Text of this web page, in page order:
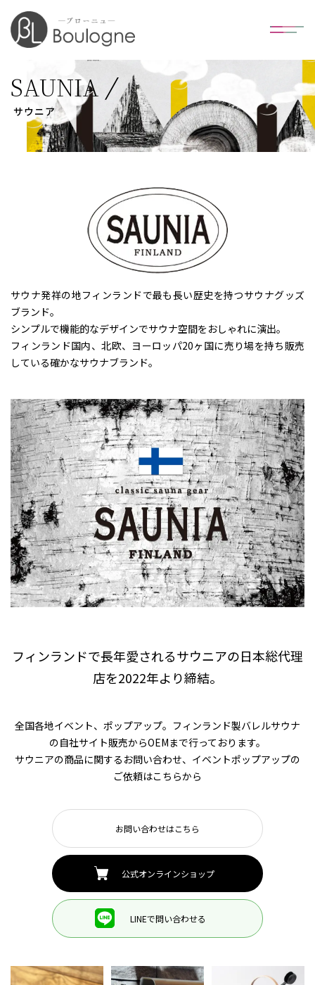
SAUNIA
サウニア
サウナ発祥の地フィンランドで最も長い歴史を持つサウナグッズ
ブランド。
シンプルで機能的なデザインでサウナ空間をおしゃれに演出。
フィンランド国内、北欧、ヨーロッパ20ヶ国に売り場を持ち販売
している確かなサウナブランド。
フィンランドで長年愛されるサウニアの日本総代理
店を2022年より締結。
全国各地イベント、ポップアップ。フィンランド製バレルサウナ
の自社サイト販売からOEMまで行っております。
サウニアの商品に関するお問い合わせ、イベントポップアップの
ご依頼はこちらから
お問い合わせはこちら
公式オンラインショップ
LINEで問い合わせる